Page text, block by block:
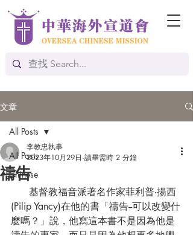
文章
All Posts
Chinese
All Posts
禱告
李教忠執事
2023年10月29日 讀畢需時 2 分鐘
(Pilip Yancy)在他的書「禱告--可以改變什
麼嗎？」說，他寫這本書不是因為他是